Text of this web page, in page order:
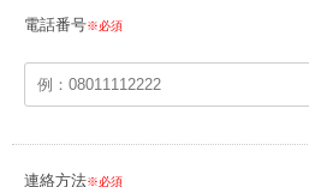
電話番号※必須
連絡方法※必須